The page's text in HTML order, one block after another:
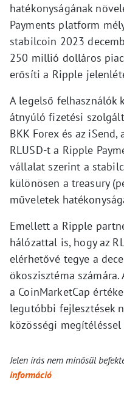
hatékonyságának
Payments platform
stabilcoin 2023
250 millió dolláros
erősíti a Ripple
A legelső felhasználók
átnyúló fizetési
BKK Forex és az
RLUSD-t a Ripple
vállalat szerint a
különösen a treasury
műveletek
Emellett a Ripple
hálózattal is, hogy az
elérhetővé tegye a
ökoszisztéma
a CoinMarketCap
legutóbbi fejlesztések
közösségi megítéléssel
Jelen írás nem minősül
információ